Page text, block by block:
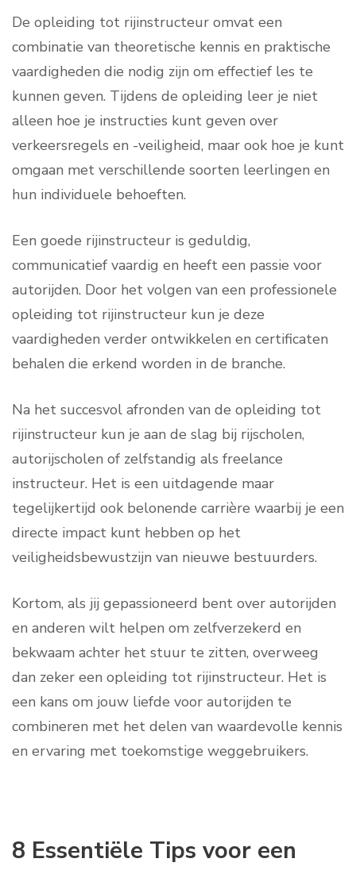
De opleiding tot rijinstructeur omvat een
combinatie van theoretische kennis en praktische
vaardigheden die nodig zijn om effectief les te
kunnen geven. Tijdens de opleiding leer je niet
alleen hoe je instructies kunt geven over
verkeersregels en -veiligheid, maar ook hoe je kunt
omgaan met verschillende soorten leerlingen en
hun individuele behoeften.
Een goede rijinstructeur is geduldig,
communicatief vaardig en heeft een passie voor
autorijden. Door het volgen van een professionele
opleiding tot rijinstructeur kun je deze
vaardigheden verder ontwikkelen en certificaten
behalen die erkend worden in de branche.
Na het succesvol afronden van de opleiding tot
rijinstructeur kun je aan de slag bij rijscholen,
autorijscholen of zelfstandig als freelance
instructeur. Het is een uitdagende maar
tegelijkertijd ook belonende carrière waarbij je een
directe impact kunt hebben op het
veiligheidsbewustzijn van nieuwe bestuurders.
Kortom, als jij gepassioneerd bent over autorijden
en anderen wilt helpen om zelfverzekerd en
bekwaam achter het stuur te zitten, overweeg
dan zeker een opleiding tot rijinstructeur. Het is
een kans om jouw liefde voor autorijden te
combineren met het delen van waardevolle kennis
en ervaring met toekomstige weggebruikers.
8 Essentiële Tips voor een